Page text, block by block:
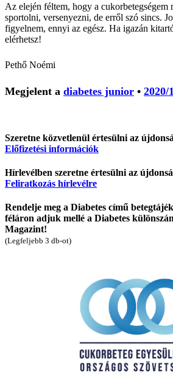
Az elején féltem, hogy a cukorbetegségem
sportolni, versenyezni, de erről szó sincs.
figyelnem, ennyi az egész. Ha igazán
elérhetsz!
Pethő Noémi
Megjelent a diabetes junior • 2020/
Szeretne közvetlenül értesülni az
Előfizetési információk
Hírlevélben szeretne értesülni az
Feliratkozás hírlevélre
Rendelje meg a Diabetes című
féláron adjuk mellé a Diabetes
Magazint!
(Legfeljebb 3 db-ot)